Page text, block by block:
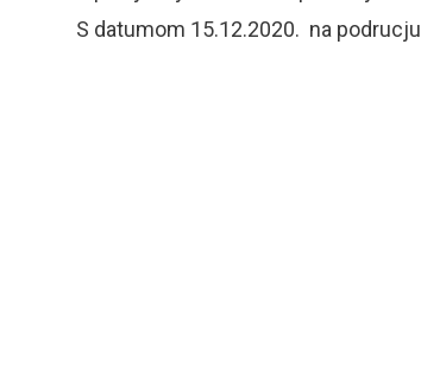
S datumom 15.12.2020. na